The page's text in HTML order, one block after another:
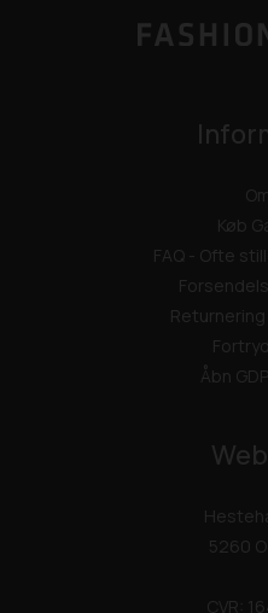
Køb
FAQ - Ofte
Åbn
5260
CVR: